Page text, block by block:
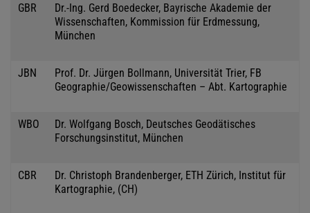
GBR
Dr.-Ing. Gerd Boedecker, Bayrische Akademie der
Wissenschaften, Kommission für Erdmessung,
München
JBN
Prof. Dr. Jürgen Bollmann, Universität Trier, FB
Geographie/Geowissenschaften – Abt. Kartographie
WBO
Dr. Wolfgang Bosch, Deutsches Geodätisches
Forschungsinstitut, München
CBR
Dr. Christoph Brandenberger, ETH Zürich, Institut für
Kartographie, (CH)